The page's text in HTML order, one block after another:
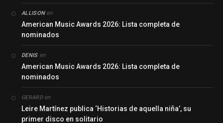
ALLISONen
American Music Awards 2026: Lista completa de
nominados
DENISen
American Music Awards 2026: Lista completa de
nominados
GERARDen
Leire Martínez publica ‘Historias de aquella niña’, su
primer disco en solitario